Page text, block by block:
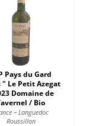
Pays du Gard
" Le Petit Azegat
Domaine de
/ Bio
– Languedoc
Roussillon